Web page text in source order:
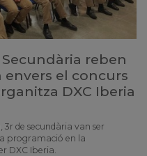
reben
el concurs
DXC Iberia
3r de secundària van ser
programació en la
DXC Iberia.